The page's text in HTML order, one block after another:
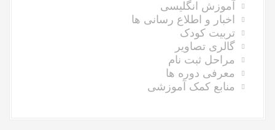
آموزش انگلیسی
اخبار و اطلاع رسانی ها
تربیت کودک
گالری تصاویر
مراحل ثبت نام
معرفی دوره ها
منابع کمک آموزشی